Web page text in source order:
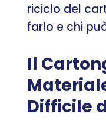
riciclo del
farlo e chi
Il
Difficile